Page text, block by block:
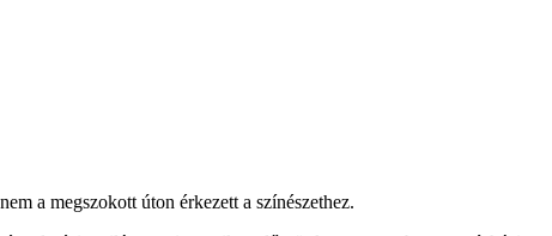
a megszokott úton érkezett a színészethez.